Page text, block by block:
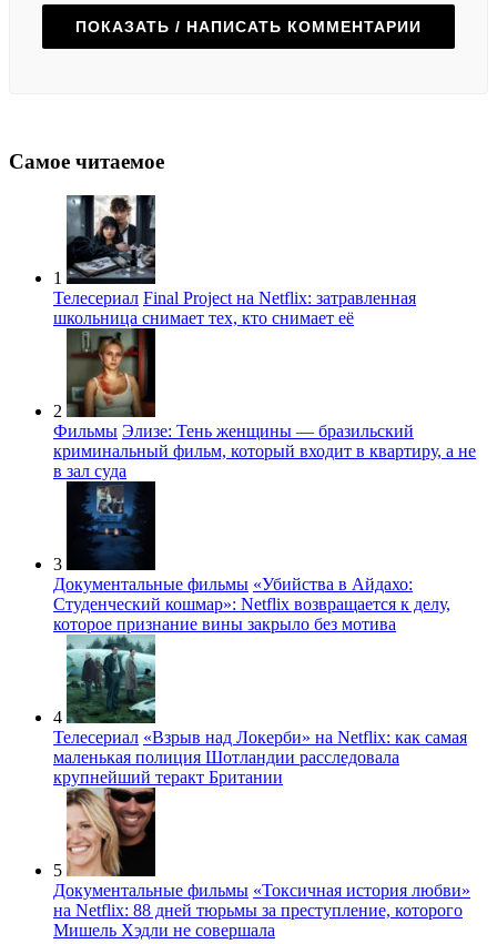
ПОКАЗАТЬ / НАПИСАТЬ КОММЕНТАРИИ
Самое читаемое
1
Телесериал Final Project на Netflix: затравленная
школьница снимает тех, кто снимает её
2
Фильмы Элизе: Тень женщины — бразильский
криминальный фильм, который входит в квартиру, а не
в зал суда
3
Документальные фильмы «Убийства в Айдахо:
Студенческий кошмар»: Netflix возвращается к делу,
которое признание вины закрыло без мотива
4
Телесериал «Взрыв над Локерби» на Netflix: как самая
маленькая полиция Шотландии расследовала
крупнейший теракт Британии
5
Документальные фильмы «Токсичная история любви»
на Netflix: 88 дней тюрьмы за преступление, которого
Мишель Хэдли не совершала